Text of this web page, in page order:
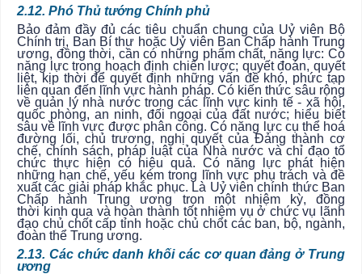
2.12. Phó Thủ tướng Chính phủ
Bảo đảm đầy đủ các tiêu chuẩn chung của Uỷ viên Bộ
Chính trị, Ban Bí thư hoặc Uỷ viên Ban Chấp hành Trung
ương, đồng thời, cần có những phẩm chất, năng lực: Có
năng lực trong hoạch định chiến lược; quyết đoán, quyết
liệt, kịp thời để quyết định những vấn đề khó, phức tạp
liên quan đến lĩnh vực hành pháp. Có kiến thức sâu rộng
về quản lý nhà nước trong các lĩnh vực kinh tế - xã hội,
quốc phòng, an ninh, đối ngoại của đất nước; hiểu biết
sâu về lĩnh vực được phân công. Có năng lực cụ thể hoá
đường lối, chủ trương, nghị quyết của Đảng thành cơ
chế, chính sách, pháp luật của Nhà nước và chỉ đạo tổ
chức thực hiện có hiệu quả. Có năng lực phát hiện
những hạn chế, yếu kém trong lĩnh vực phụ trách và đề
xuất các giải pháp khắc phục. Là Uỷ viên chính thức Ban
Chấp hành Trung ương trọn một nhiệm kỳ, đồng
thời kinh qua và hoàn thành tốt nhiệm vụ ở chức vụ lãnh
đạo chủ chốt cấp tỉnh hoặc chủ chốt các ban, bộ, ngành,
đoàn thể Trung ương.
2.13. Các chức danh khối các cơ quan đảng ở Trung
ương